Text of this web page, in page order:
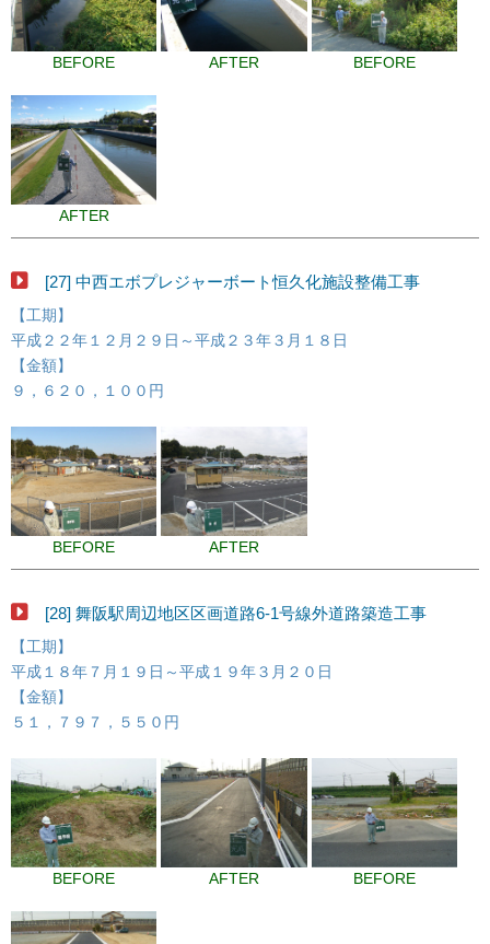
BEFORE AFTER BEFORE
AFTER
[27] 中西エボプレジャーボート恒久化施設整備工事
【工期】
平成２２年１２月２９日～平成２３年３月１８日
【金額】
９，６２０，１００円
BEFORE AFTER
[28] 舞阪駅周辺地区区画道路6-1号線外道路築造工事
【工期】
平成１８年７月１９日～平成１９年３月２０日
【金額】
５１，７９７，５５０円
BEFORE AFTER BEFORE